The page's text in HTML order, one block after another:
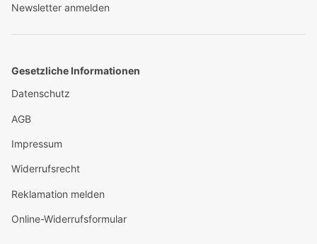
Newsletter anmelden
Gesetzliche Informationen
Datenschutz
AGB
Impressum
Widerrufsrecht
Reklamation melden
Online-Widerrufsformular